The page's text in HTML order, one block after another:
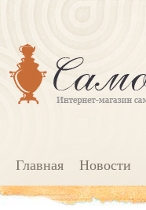
Главная Новости